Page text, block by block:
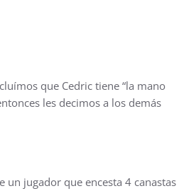
que Cedric tiene “la mano
les decimos a los demás
un jugador que encesta 4 canastas